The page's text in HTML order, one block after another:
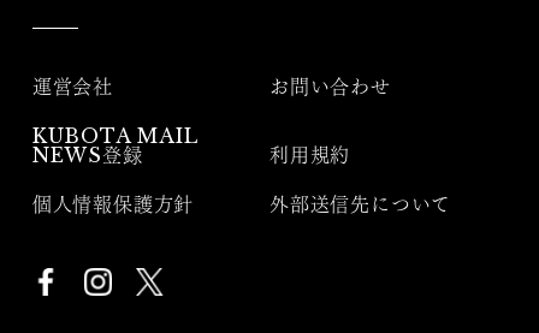
運営会社 お問い合わせ
KUBOTA MAIL
NEWS登録
利用規約
個人情報保護方針 外部送信先について